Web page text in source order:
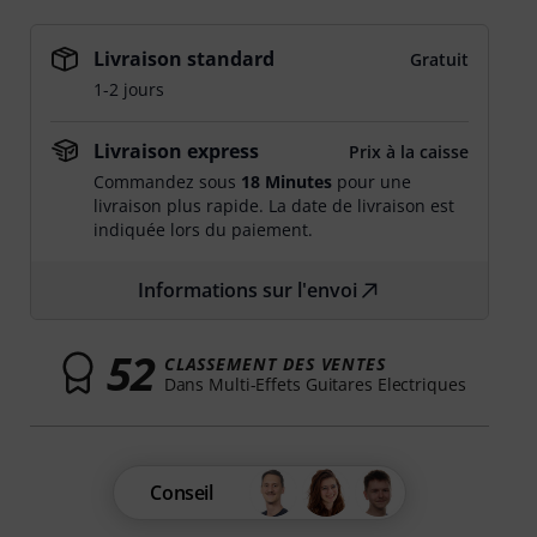
Livraison standard
Gratuit
1-2 jours
Livraison express
Prix à la caisse
Commandez sous 18 Minutes pour une
livraison plus rapide. La date de livraison est
indiquée lors du paiement.
Informations sur l'envoi
52 CLASSEMENT DES VENTES
Dans Multi-Effets Guitares Electriques
Conseil